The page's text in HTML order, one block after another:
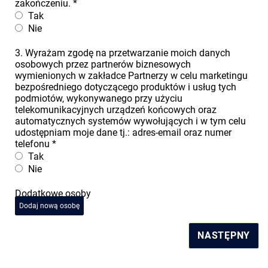
zakończeniu. *
Tak
Nie
3. Wyrażam zgodę na przetwarzanie moich danych
osobowych przez partnerów biznesowych
wymienionych w zakładce Partnerzy w celu marketingu
bezpośredniego dotyczącego produktów i usług tych
podmiotów, wykonywanego przy użyciu
telekomunikacyjnych urządzeń końcowych oraz
automatycznych systemów wywołujących i w tym celu
udostępniam moje dane tj.: adres-email oraz numer
telefonu *
Tak
Nie
Dodatkowe osoby
Dodaj nową osobę
NASTĘPNY